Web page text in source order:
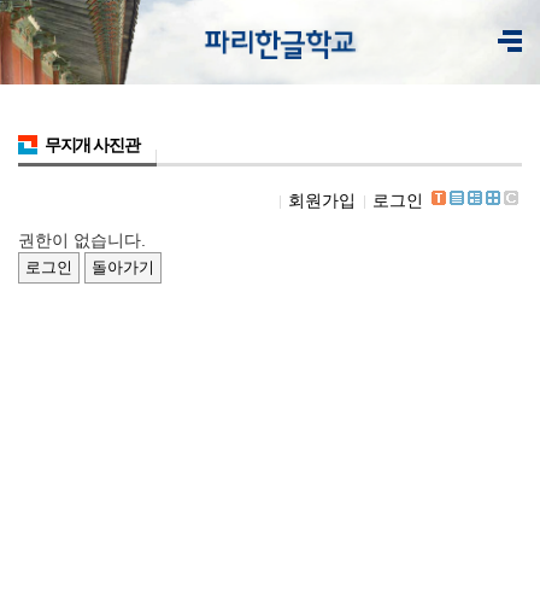
무지개 사진관
회원가입 로그인
권한이 없습니다.
로그인 돌아가기